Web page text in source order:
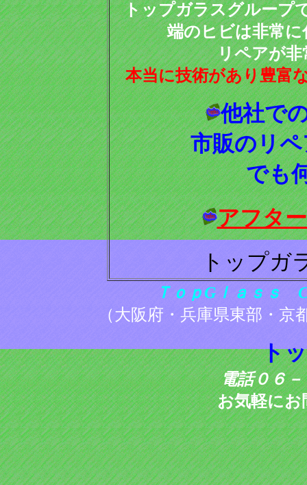
トップガラスグループ
端のヒビは非常
リペアが非
本当に技術があり豊富
他社で
市販のリ
でも
アフタ
トップガ
ＴｏｐGｌａｓｓ
（大阪府・兵庫県東部・
ト
電話０６
お気軽にお